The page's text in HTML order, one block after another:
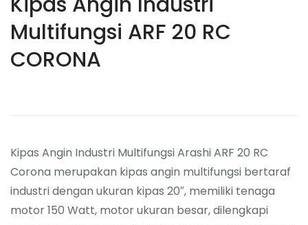
Multifungsi ARF 20 RC
CORONA
Kipas Angin Industri Multifungsi Arashi ARF 20 RC
Corona merupakan kipas angin multifungsi bertaraf
industri dengan ukuran kipas 20″, memiliki tenaga
motor 150 Watt, motor ukuran besar, dilengkapi